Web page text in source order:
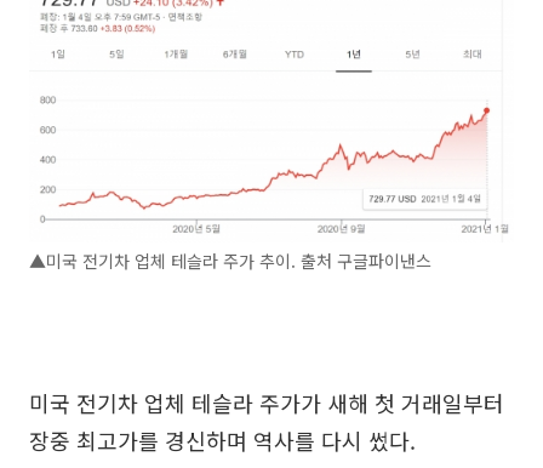
▲미국 전기차 업체 테슬라 주가 추이. 출처 구글파이낸스
미국 전기차 업체 테슬라 주가가 새해 첫 거래일부터
장중 최고가를 경신하며 역사를 다시 썼다.